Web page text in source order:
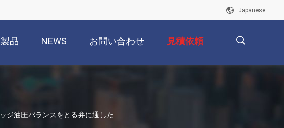
Japanese
製品 NEWS お問い合わせ 見積依頼
ジ油圧バランスをとる弁に通した